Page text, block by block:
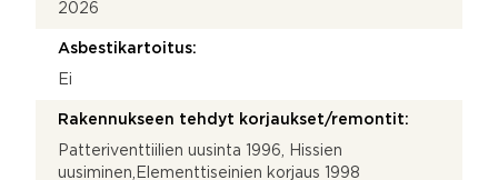
2026
Asbestikartoitus:
Ei
Rakennukseen tehdyt korjaukset/remontit:
Patteriventtiilien uusinta 1996, Hissien
uusiminen,Elementtiseinien korjaus 1998